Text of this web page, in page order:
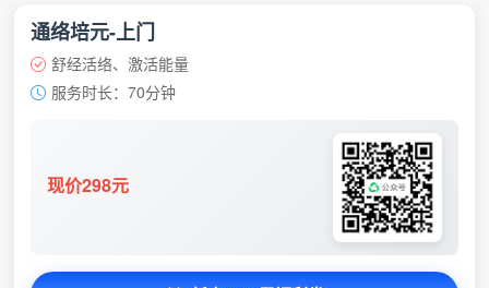
通络培元-上门
舒经活络、激活能量
服务时长：70分钟
现价298元